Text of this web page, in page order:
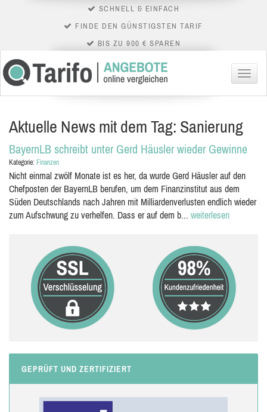
SCHNELL & EINFACH
FINDE DEN GÜNSTIGSTEN TARIF
BIS ZU 900 € SPAREN
Menü
Aktuelle News mit dem Tag: Sanierung
BayernLB schreibt unter Gerd Häusler wieder Gewinne
Kategorie: Finanzen
Nicht einmal zwölf Monate ist es her, da wurde Gerd Häusler auf den
Chefposten der BayernLB berufen, um dem Finanzinstitut aus dem
Süden Deutschlands nach Jahren mit Milliardenverlusten endlich wieder
zum Aufschwung zu verhelfen. Dass er auf dem b... weiterlesen
GEPRÜFT UND ZERTIFIZIERT